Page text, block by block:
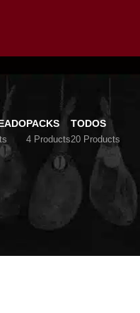
PACKS
4 Products
TODOS
20 Products
que tenga un